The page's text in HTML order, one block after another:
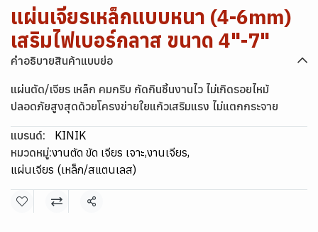
แผ่นเจียรเหล็กแบบหนา (4-6mm)
เสริมไฟเบอร์กลาส ขนาด 4"-7"
คำอธิบายสินค้าแบบย่อ
แผ่นตัด/เจียร เหล็ก คมกริบ กัดกินชิ้นงานไว ไม่เกิดรอยไหม้
ปลอดภัยสูงสุดด้วยโครงข่ายใยแก้วเสริมแรง ไม่แตกกระจาย
แบรนด์:
KINIK
หมวดหมู่:งานตัด ขัด เจียร เจาะ,งานเจียร,
แผ่นเจียร (เหล็ก/สแตนเลส)
แชร์